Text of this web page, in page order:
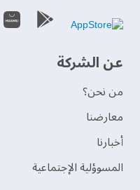
عن الشركة
من نحن؟
‫معارضنا‬
‫أخبارنا‬
المسوؤلية الإجتماعية